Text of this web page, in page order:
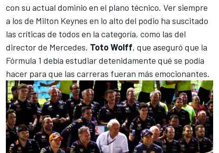
con su actual dominio en el plano técnico. Ver siempre
a los de Milton Keynes en lo alto del podio ha suscitado
las críticas de todos en la categoría, como las del
director de Mercedes, Toto Wolff, que aseguró que la
Fórmula 1 debía estudiar detenidamente qué se podía
hacer para que las carreras fueran más emocionantes.